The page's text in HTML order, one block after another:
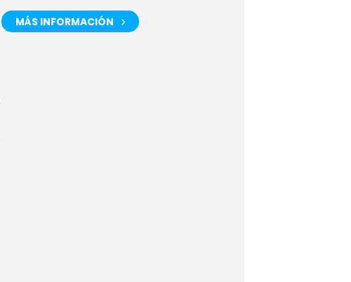
MÁS INFORMACIÓN